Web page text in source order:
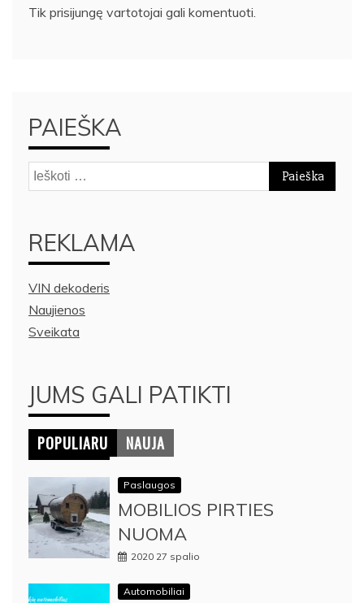
Tik prisijungę vartotojai gali komentuoti.
PAIEŠKA
Ieškoti:
REKLAMA
VIN dekoderis
Naujienos
Sveikata
JUMS GALI PATIKTI
POPULIARU NAUJA
Paslaugos
MOBILIOS PIRTIES
NUOMA
2020 27 spalio
Automobiliai